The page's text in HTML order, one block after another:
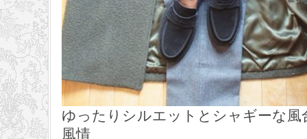
ゆったりシルエットとシャギーな
風情